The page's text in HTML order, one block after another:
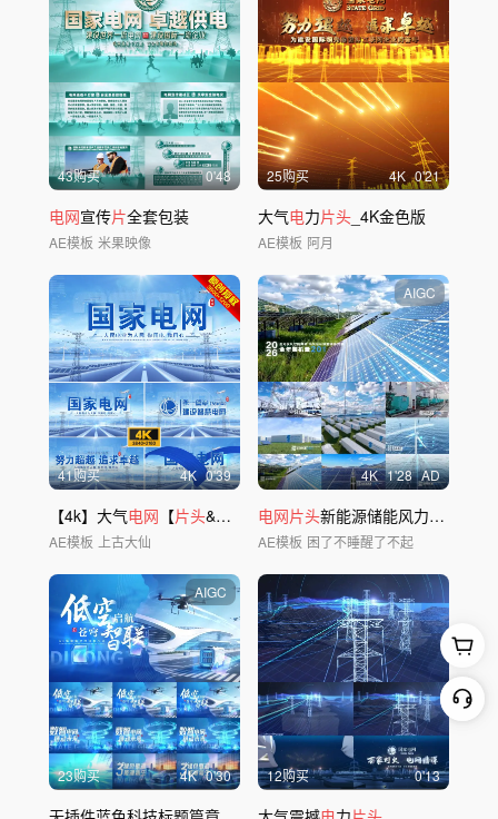
43购买 0'48
电网宣传片全套包装
AE模板 米果映像
25购买 4K 0'21
大气电力片头 _4K金色版
AE模板 阿月
41购买 4K 0'39
【4k】大气电网 【片头&片 花】
AE模板 上古大仙
AIGC
4K 1'28 AD
电网片头新能源储能风力光伏发
AE模板 困了不睡醒了不起
AIGC
23购买 4K 0'30 12购买 0'13